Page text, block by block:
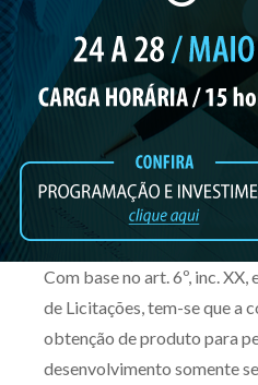
Com base no art. 6º, inc. XX,
de Licitações, tem-se que a
obtenção de produto para
desenvolvimento somente